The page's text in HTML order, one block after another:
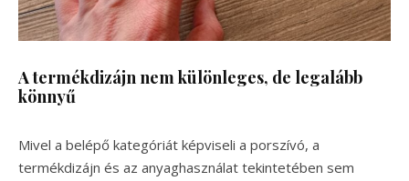
A termékdizájn nem különleges, de legalább
könnyű
Mivel a belépő kategóriát képviseli a porszívó, a
termékdizájn és az anyaghasználat tekintetében sem